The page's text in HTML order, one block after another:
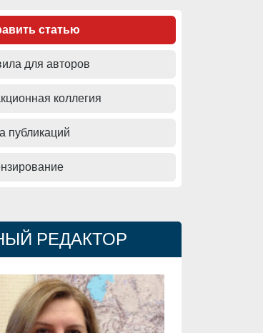
статью
для авторов
коллегия
публикаций
РЕДАКТОР